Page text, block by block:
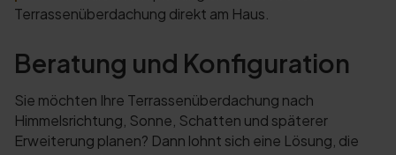
Terrassenüberdachung direkt am Haus.
Beratung und Konfiguration
Sie möchten Ihre Terrassenüberdachung nach
Himmelsrichtung, Sonne, Schatten und späterer
Erweiterung planen? Dann lohnt sich eine Lösung, die